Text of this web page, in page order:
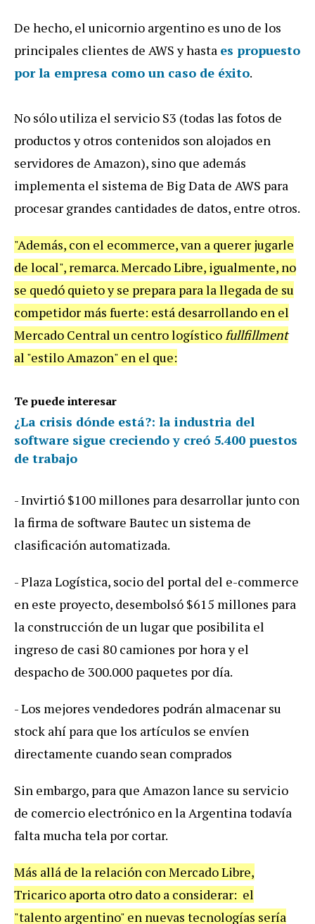
De hecho, el unicornio argentino es uno de los
principales clientes de AWS yhasta es propuesto
por la empresa como un caso de éxito.
No sóloutiliza el servicio S3 (todas las fotos de
productos y otros contenidos son alojados en
servidores de Amazon), sino que además
implementa el sistema de BigData de AWS para
procesar grandes cantidades de datos, entre otros.
"Además, con el ecommerce,van a querer jugarle
de local", remarca.MercadoLibre, igualmente, no
se quedó quietoy se prepara paralallegada de su
competidor más fuerte: está desarrollando en el
Mercado Central un centrologísticofullfillment
al "estiloAmazon" en el que:
Te puede interesar
¿La crisis dónde está?: la industria del
software sigue creciendo y creó 5.400 puestos
de trabajo
-Invirtió $100 millones para desarrollar junto con
lafirma de software Bautec un sistema de
clasificación automatizada.
-PlazaLogística, socio del portal del e-commerce
en este proyecto, desembolsó $615 millones para
la construcción de unlugar que posibilita el
ingreso de casi 80 camiones porhoray el
despacho de 300.000 paquetes por día.
-Los mejores vendedores podrán almacenar su
stock ahí para que los artículos se envíen
directamente cuando sean comprados
Sin embargo, para que Amazonlance su servicio
de comercio electrónico enlaArgentinatodavía
falta muchatela por cortar.
Más allá de la relación conMercadoLibre,
Tricarico aporta otro dato a considerar: el
"talento argentino" en nuevas tecnologías sería